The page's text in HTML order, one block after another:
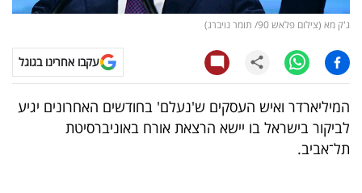
ויראלי
טלוויזיה
עסקי
ספורט
ג'ק מא (צילום פלאש 90/ תומר נויברג)
עקבו אחרינו בגוגל
המיליארדר ואיש העסקים ש'נעלם' בחודשים האחרונים יגיע
לביקור בישראל בו יישא הרצאת אורח באוניברסיטת
תל־אביב.